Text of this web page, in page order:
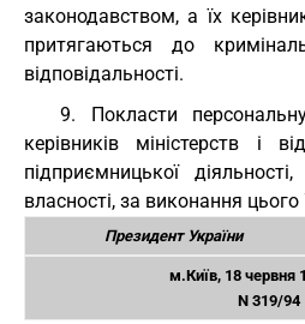
законодавством, а їх
притягаються до
відповідальності.
9. Покласти
керівників міністерств і
підприємницької
власності, за виконання цього
Президент України
м.Київ, 18 червня
N 319/94